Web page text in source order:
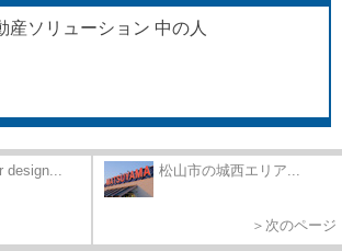
産ソリューション 中の人
松山市の城西エリア...
＞次のページ